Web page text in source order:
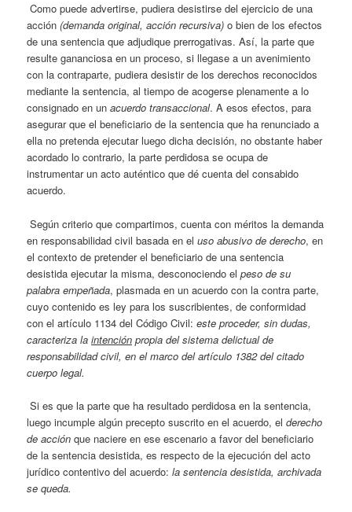
Como puede advertirse, pudiera desistirse del ejercicio de una
acción(demanda original, acción recursiva) o bien de los efectos
de una sentencia que adjudique prerrogativas. Así, la parte que
resulte gananciosa en un proceso, si llegase a un avenimiento
con la contraparte, pudiera desistir de los derechos reconocidos
mediante la sentencia, al tiempo de acogerse plenamente a lo
consignado en unacuerdo transaccional. A esos efectos, para
asegurar que el beneficiario de la sentencia que ha renunciado a
ella no pretenda ejecutar luego dicha decisión, no obstante haber
acordado lo contrario, la parte perdidosa se ocupa de
instrumentar un acto auténtico que dé cuenta del consabido
acuerdo.
Según criterio que compartimos, cuenta con méritos la demanda
en responsabilidad civil basada en eluso abusivo de derecho, en
el contexto de pretender el beneficiario de una sentencia
desistida ejecutar la misma, desconociendo elpeso de su
palabra empeñada, plasmada en un acuerdo con la contra parte,
cuyo contenido es ley para los suscribientes, de conformidad
con el artículo 1134 del Código Civil:este proceder, sin dudas,
caracteriza laintención propia del sistema delictual de
responsabilidad civil, en el marco del artículo 1382 del citado
cuerpo legal.
Si es que la parte que ha resultado perdidosa en la sentencia,
luego incumple algún precepto suscrito en el acuerdo, elderecho
de acción que naciere en ese escenario a favor del beneficiario
de la sentencia desistida, es respecto de la ejecución del acto
jurídico contentivo del acuerdo:la sentencia desistida, archivada
se queda.